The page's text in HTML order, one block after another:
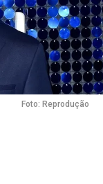
Foto: Reprodução